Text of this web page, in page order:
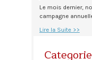
Le mois dernier,
campagne
Lire la Suite >>